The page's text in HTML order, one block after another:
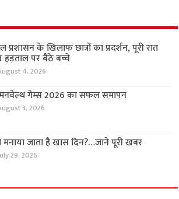
प्रशासन के खिलाफ छात्रों का प्रदर्शन, पूरी रात
पर बैठे बच्चे
4, 2026
गेम्स 2026 का सफल समापन
3, 2026
मनाया जाता है खास दिन?…जाने पूरी खबर
29, 2026